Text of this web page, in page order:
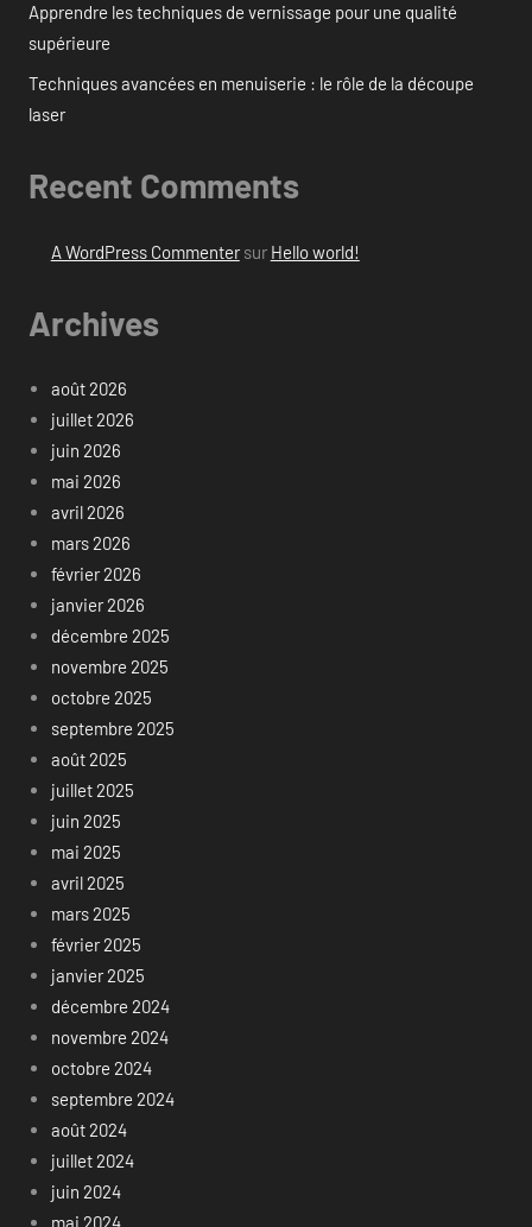
Apprendre les techniques de vernissage pour une qualité
supérieure
Techniques avancées en menuiserie : le rôle de la découpe
laser
Recent Comments
A WordPress Commentersur Hello world!
Archives
août 2026
juillet 2026
juin 2026
mai 2026
avril 2026
mars 2026
février 2026
janvier 2026
décembre 2025
novembre 2025
octobre 2025
septembre 2025
août 2025
juillet 2025
juin 2025
mai 2025
avril 2025
mars 2025
février 2025
janvier 2025
décembre 2024
novembre 2024
octobre 2024
septembre 2024
août 2024
juillet 2024
juin 2024
mai 2024